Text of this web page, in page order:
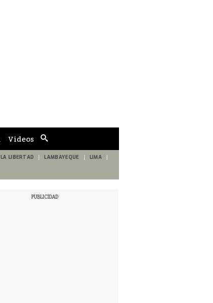
de
búsqueda
Videos
LA LIBERTAD LAMBAYEQUE LIMA